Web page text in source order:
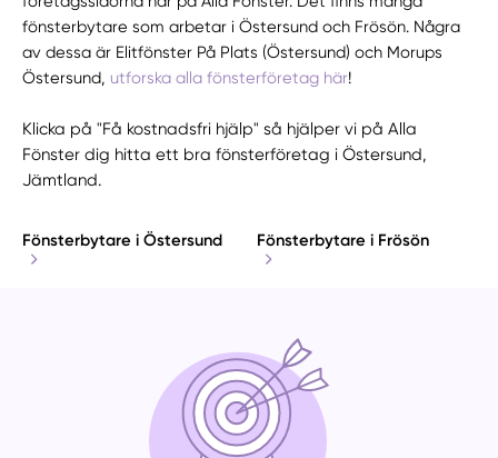
fönsterbytare som arbetar i Östersund och Frösön. Några
av dessa är Elitfönster På Plats (Östersund) och Morups
Östersund, utforska alla fönsterföretag här!
Klicka på "Få kostnadsfri hjälp" så hjälper vi på Alla
Fönster dig hitta ett bra fönsterföretag i Östersund,
Jämtland.
Fönsterbytare i Östersund Fönsterbytare i Frösön